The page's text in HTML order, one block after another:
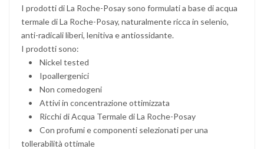
I prodotti di La Roche-Posay sono formulati a base di acqua
termale di La Roche-Posay, naturalmente ricca in selenio,
anti-radicali liberi, lenitiva e antiossidante.
I prodotti sono:
• Nickel tested
• Ipoallergenici
• Non comedogeni
• Attivi in concentrazione ottimizzata
• Ricchi di Acqua Termale di La Roche-Posay
• Con profumi e componenti selezionati per una
tollerabilità ottimale